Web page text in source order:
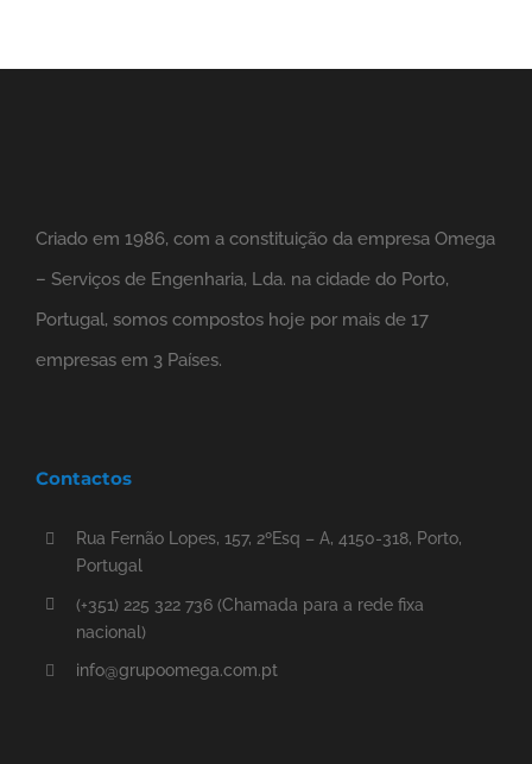
Criado em 1986, com a constituição da empresa Omega
– Serviços de Engenharia, Lda. na cidade do Porto,
Portugal, somos compostos hoje por mais de 17
empresas em 3 Países.
Contactos
Rua Fernão Lopes, 157, 2ºEsq – A, 4150-318, Porto,
Portugal
(+351) 225 322 736 (Chamada para a rede fixa
nacional)
info@grupoomega.com.pt